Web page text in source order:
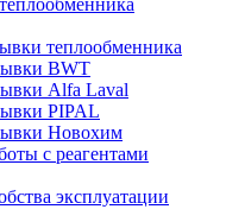
теплообменника
BWT
Alfa Laval
PIPAL
Новохим
с реагентами
эксплуатации